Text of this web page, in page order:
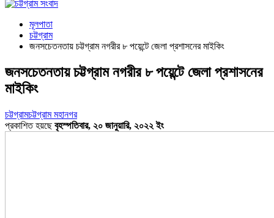
মূলপাতা
চট্টগ্রাম
জনসচেতনতায় চট্টগ্রাম নগরীর ৮ পয়েন্টে জেলা প্রশাসনের মাইকিং
জনসচেতনতায় চট্টগ্রাম নগরীর ৮ পয়েন্টে জেলা প্রশাসনের
মাইকিং
চট্টগ্রামচট্টগ্রাম মহানগর
প্রকাশিত হয়ছেবৃহস্পতিবার, ২০ জানুয়ারি, ২০২২ ইং